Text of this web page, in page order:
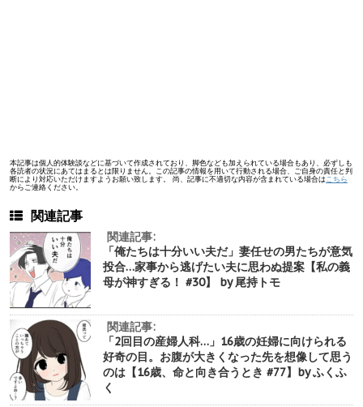
本記事は個人的体験談などに基づいて作成されており、脚色なども加えられている場合もあり、必ずしも
各読者の状況にあてはまるとは限りません。この記事の情報を用いて行動される場合、ご自身の責任と判
断により対応いただけますようお願い致します。 尚、記事に不適切な内容が含まれている場合は こちら
からご連絡ください。
関連記事
関連記事:
「俺たちは十分いい夫だ」妻任せの男たちが意気
投合…家事から逃げたい夫に思わぬ提案【私の義
母が神すぎる！ #30】 by 尾持トモ
関連記事:
「2回目の産婦人科…」16歳の妊婦に向けられる
好奇の目。お腹が大きくなった先を想像して思う
のは【16歳、命と向き合うとき #77】by ふくふ
く